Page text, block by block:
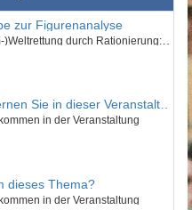
zur Figurenanalyse
0.2.3 Was lernen Sie in dieser Veranstaltung?
in der Veranstaltung
dieses Thema?
in der Veranstaltung